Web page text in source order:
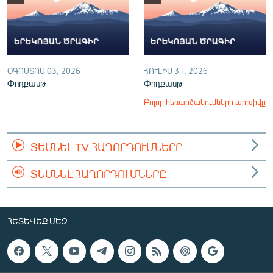
ՕԳՈՍՏՈՍ 03, 2026
Փոդքասթ
ՀՈՒԼԻՍ 31, 2026
Փոդքասթ
Բոլոր հեռարձակումների արխիվը
ՏԵՍՆԵԼ TV ՀԱՂՈՐԴՈՒՄՆԵՐԸ
ՏԵՍՆԵԼ ՀԱՂՈՐԴՈՒՄՆԵՐԸ
ՀԵՏԵՎԵՔ ՄԵԶ